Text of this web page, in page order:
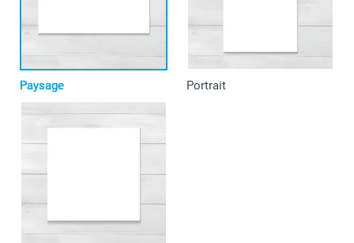
Paysage Portrait